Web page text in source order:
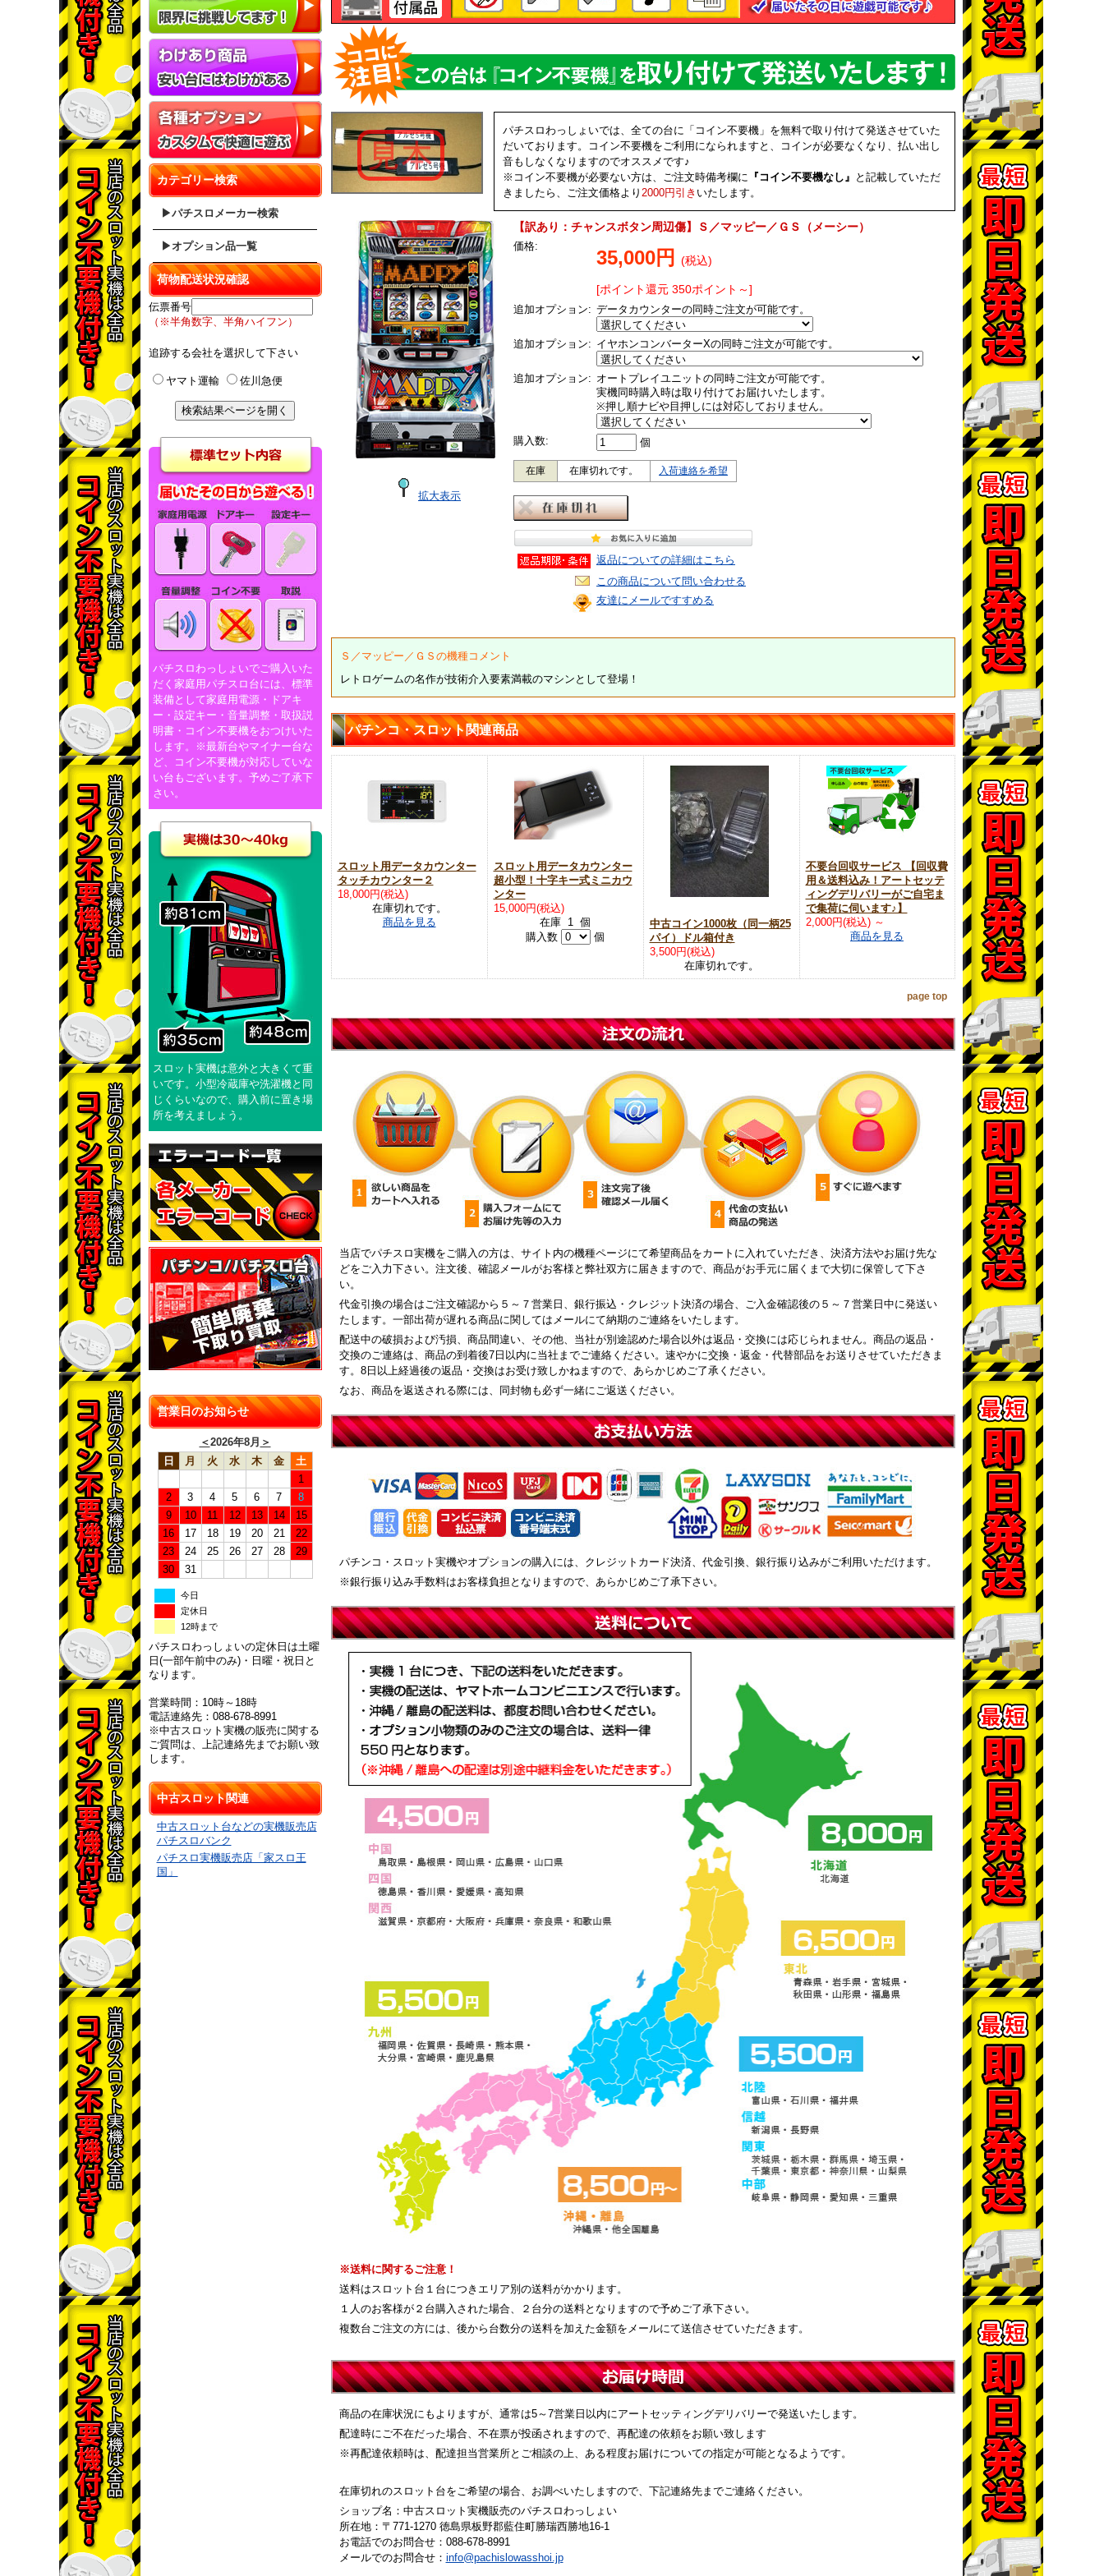
カテゴリー検索
▶パチスロメーカー検索
▶オプション品一覧
荷物配送状況確認
伝票番号
（※半角数字、半角ハイフン）
追跡する会社を選択して下さい
ヤマト運輸 佐川急便
パチスロわっしょいでご購入いた
だく家庭用パチスロ台には、標準
装備として家庭用電源・ドアキ
ー・設定キー・音量調整・取扱説
明書・コイン不要機をおつけいた
します。※最新台やマイナー台な
ど、コイン不要機が対応していな
い台もございます。予めご了承下
さい。
スロット実機は意外と大きくて重
いです。小型冷蔵庫や洗濯機と同
じくらいなので、購入前に置き場
所を考えましょう。
営業日のお知らせ
＜2026年8月 ＞
日
月 火 水 木 金
土
1
2
3 4 5 6 7
8
9
10 11 12 13 14
15
16
17 18 19 20 21
22
23
24 25 26 27 28
29
30
31
今日
定休日
12時まで
パチスロわっしょいの定休日は土曜
日(一部午前中のみ)・日曜・祝日と
なります。
営業時間：10時～18時
電話連絡先：088-678-8991
※中古スロット実機の販売に関する
ご質問は、上記連絡先までお願い致
します。
中古スロット関連
中古スロット台などの実機販売店
パチスロバンク
パチスロ実機販売店「家スロ王
国」
パチスロわっしょいでは、全ての台に「コイン不要機」を無料で取り付けて発送させていた
だいております。コイン不要機をご利用になられますと、コインが必要なくなり、払い出し
音もしなくなりますのでオススメです♪
※コイン不要機が必要ない方は、ご注文時備考欄に 『コイン不要機なし』 と記載していただ
きましたら、ご注文価格より 2000円引き いたします。
拡大表示
【訳あり：チャンスボタン周辺傷】Ｓ／マッピー／ＧＳ（メーシー）
価格:
35,000円 (税込)
[ポイント還元 350ポイント～]
追加オプション: データカウンターの同時ご注文が可能です。
追加オプション: イヤホンコンバーターXの同時ご注文が可能です。
追加オプション: オートプレイユニットの同時ご注文が可能です。
実機同時購入時は取り付けてお届けいたします。
※押し順ナビや目押しには対応しておりません。
購入数: 個
在庫 在庫切れです。 入荷連絡を希望
返品についての詳細はこちら
この商品について問い合わせる
友達にメールですすめる
Ｓ／マッピー／ＧＳの機種コメント
レトロゲームの名作が技術介入要素満載のマシンとして登場！
パチンコ・スロット関連商品
スロット用データカウンター
タッチカウンター２
18,000円(税込)
在庫切れです。
商品を見る
スロット用データカウンター
超小型！十字キー式ミニカウ
ンター
15,000円(税込)
在庫 1 個
購入数
個
中古コイン1000枚（同一柄25
パイ）ドル箱付き
3,500円(税込)
在庫切れです。
不要台回収サービス 【回収費
用＆送料込み！アートセッテ
ィングデリバリーがご自宅ま
で集荷に伺います♪】
2,000円(税込) ～
商品を見る
page top
当店でパチスロ実機をご購入の方は、サイト内の機種ページにて希望商品をカートに入れていただき、決済方法やお届け先な
どをご入力下さい。注文後、確認メールがお客様と弊社双方に届きますので、商品がお手元に届くまで大切に保管して下さ
い。
代金引換の場合はご注文確認から５～７営業日、銀行振込・クレジット決済の場合、ご入金確認後の５～７営業日中に発送い
たします。一部出荷が遅れる商品に関してはメールにて納期のご連絡をいたします。
配送中の破損および汚損、商品間違い、その他、当社が別途認めた場合以外は返品・交換には応じられません。商品の返品・
交換のご連絡は、商品の到着後7日以内に当社までご連絡ください。速やかに交換・返金・代替部品をお送りさせていただきま
す。8日以上経過後の返品・交換はお受け致しかねますので、あらかじめご了承ください。
なお、商品を返送される際には、同封物も必ず一緒にご返送ください。
パチンコ・スロット実機やオプションの購入には、クレジットカード決済、代金引換、銀行振り込みがご利用いただけます。
※銀行振り込み手数料はお客様負担となりますので、あらかじめご了承下さい。
※送料に関するご注意！
送料はスロット台１台につきエリア別の送料がかかります。
１人のお客様が２台購入された場合、２台分の送料となりますので予めご了承下さい。
複数台ご注文の方には、後から台数分の送料を加えた金額をメールにて送信させていただきます。
商品の在庫状況にもよりますが、通常は5～7営業日以内にアートセッティングデリバリーで発送いたします。
配達時にご不在だった場合、不在票が投函されますので、再配達の依頼をお願い致します
※再配達依頼時は、配達担当営業所とご相談の上、ある程度お届けについての指定が可能となるようです。
在庫切れのスロット台をご希望の場合、お調べいたしますので、下記連絡先までご連絡ください。
ショップ名：中古スロット実機販売のパチスロわっしょい
所在地：〒771-1270 徳島県板野郡藍住町勝瑞西勝地16-1
お電話でのお問合せ：088-678-8991
メールでのお問合せ： info@pachislowasshoi.jp